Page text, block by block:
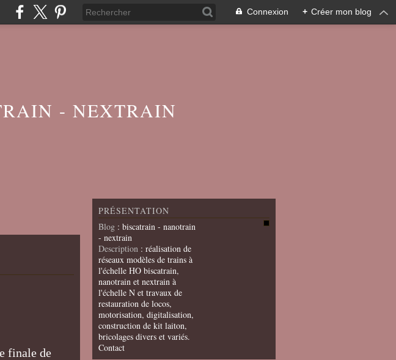
Connexion + Créer mon blog
- NEXTRAIN
finale de
PRÉSENTATION
Blog : biscatrain - nanotrain
- nextrain
Description : réalisation de
réseaux modèles de trains à
l'échelle HO biscatrain,
nanotrain et nextrain à
l'échelle N et travaux de
restauration de locos,
motorisation, digitalisation,
construction de kit laiton,
bricolages divers et variés.
Contact